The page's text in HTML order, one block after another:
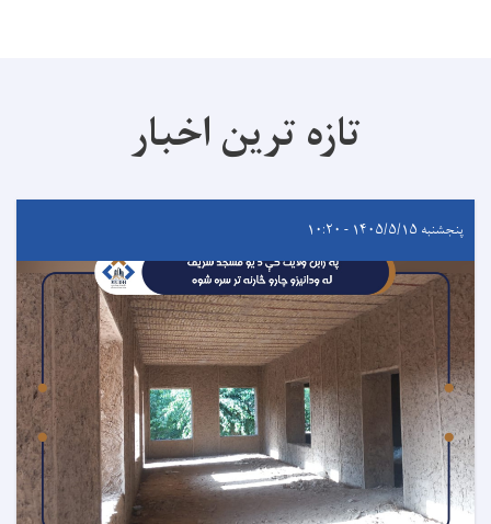
تازه ترین اخبار
پنجشنبه ۱۴۰۵/۵/۱۵ - ۱۰:۲۰